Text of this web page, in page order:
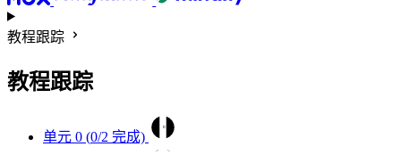
教程跟踪
教程跟踪
单元 0 (0/2 完成)
0